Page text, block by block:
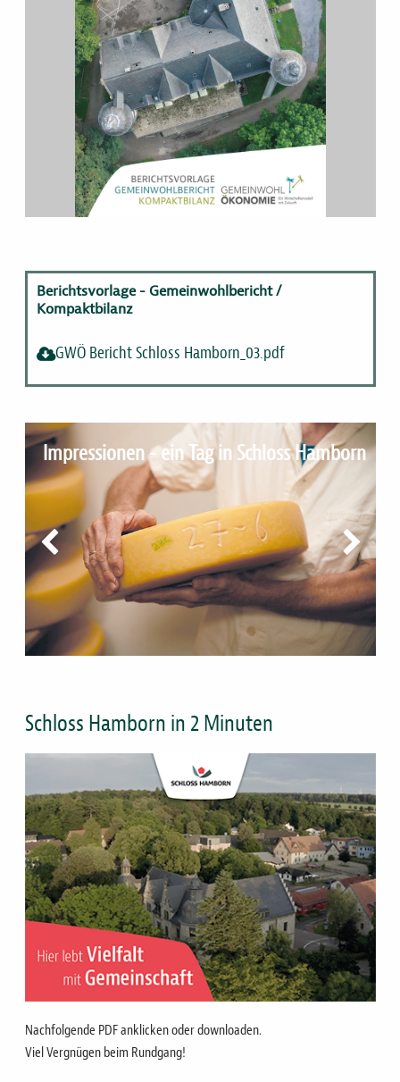
Berichtsvorlage - Gemeinwohlbericht /
Kompaktbilanz
GWÖ Bericht Schloss Hamborn_03.pdf
Impressionen - ein Tag in Schloss Hamborn
vorheriges Bild nächstes
Schloss Hamborn in 2 Minuten
Nachfolgende PDF anklicken oder downloaden.
Viel Vergnügen beim Rundgang!